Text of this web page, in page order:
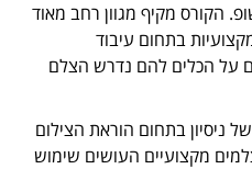
הקורס מקיף מגוון רחב מאוד
בתחום עיבוד
על הכלים להם נדרש הצלם
ניסיון בתחום הוראת הצילום
מקצועיים העושים שימוש